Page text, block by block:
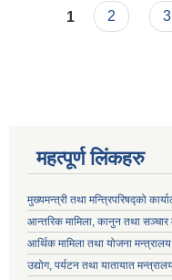
सामाजिक
Pages
1 2 3
महत्पूर्ण लिंकहरु
मुख्यमन्त्री तथा मन्त्रिपरिषद्को
आन्तरिक मामिला, कानुन तथा सञ्चार
आर्थिक मामिला तथा योजना
उद्योग, पर्यटन तथा यातायात